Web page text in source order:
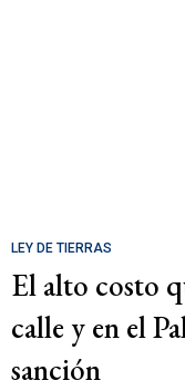
LEY DE TIERRAS
El alto costo
calle y en el
sanción